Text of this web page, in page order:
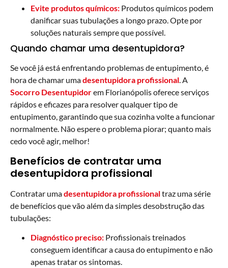
Evite produtos químicos: Produtos químicos podem
danificar suas tubulações a longo prazo. Opte por
soluções naturais sempre que possível.
Quando chamar uma desentupidora?
Se você já está enfrentando problemas de entupimento, é
hora de chamar umadesentupidora profissional. A
Socorro Desentupidorem Florianópolis oferece serviços
rápidos e eficazes para resolver qualquer tipo de
entupimento, garantindo que sua cozinha volte a funcionar
normalmente. Não espere o problema piorar; quanto mais
cedo você agir, melhor!
Benefícios de contratar uma
desentupidora profissional
Contratar umadesentupidora profissionaltraz uma série
de benefícios que vão além da simples desobstrução das
tubulações:
Diagnóstico preciso: Profissionais treinados
conseguem identificar a causa do entupimento e não
apenas tratar os sintomas.